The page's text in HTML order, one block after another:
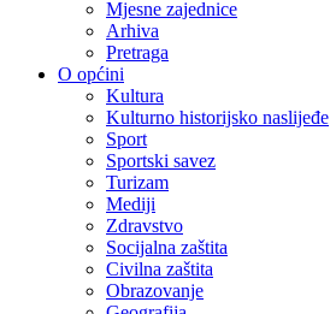
Mjesne zajednice
Arhiva
Pretraga
O općini
Kultura
Kulturno historijsko naslijeđe
Sport
Sportski savez
Turizam
Mediji
Zdravstvo
Socijalna zaštita
Civilna zaštita
Obrazovanje